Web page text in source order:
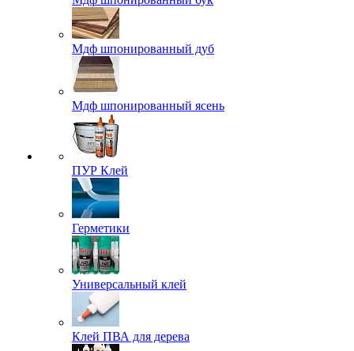
Мдф шпонированный дуб
Мдф шпонированный ясень
ПУР Клей
Герметики
Универсальный клей
Клей ПВА для дерева